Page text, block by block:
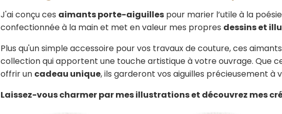
J'ai conçu ces aimants porte-aiguilles pour marier l’utile à la
confectionnée à la main et met en valeur mes propres dessins et
Plus qu'un simple accessoire pour vos travaux de couture, ces
collection qui apportent une touche artistique à votre ouvrage. Que
offrir un cadeau unique, ils garderont vos aiguilles précieusement à
Laissez-vous charmer par mes illustrations et découvrez mes